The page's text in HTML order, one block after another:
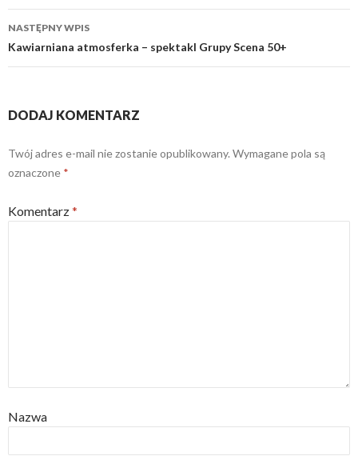
NASTĘPNY WPIS
Kawiarniana atmosferka – spektakl Grupy Scena 50+
DODAJ KOMENTARZ
Twój adres e-mail nie zostanie opublikowany. Wymagane pola są
oznaczone *
Komentarz*
Nazwa